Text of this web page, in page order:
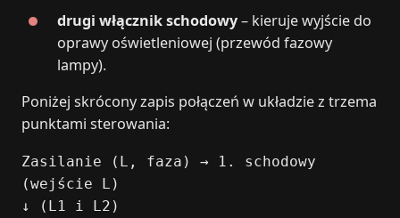
drugi włącznik schodowy– kieruje wyjście do
oprawy oświetleniowej (przewód fazowy
lampy).
Poniżej skrócony zapis połączeń w układzie z trzema
punktami sterowania:
Zasilanie (L, faza) → 1. schodowy
(wejście L)
↓ (L1 i L2)